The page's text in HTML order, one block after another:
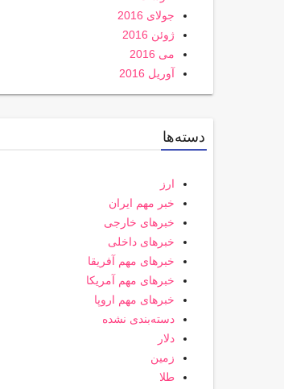
جولای 2016
ژوئن 2016
می 2016
آوریل 2016
دسته‌ها
ارز
خبر مهم ایران
خبرهای خارجی
خبرهای داخلی
خبرهای مهم آفریقا
خبرهای مهم آمریکا
خبرهای مهم اروپا
دسته‌بندی نشده
دلار
زمین
طلا